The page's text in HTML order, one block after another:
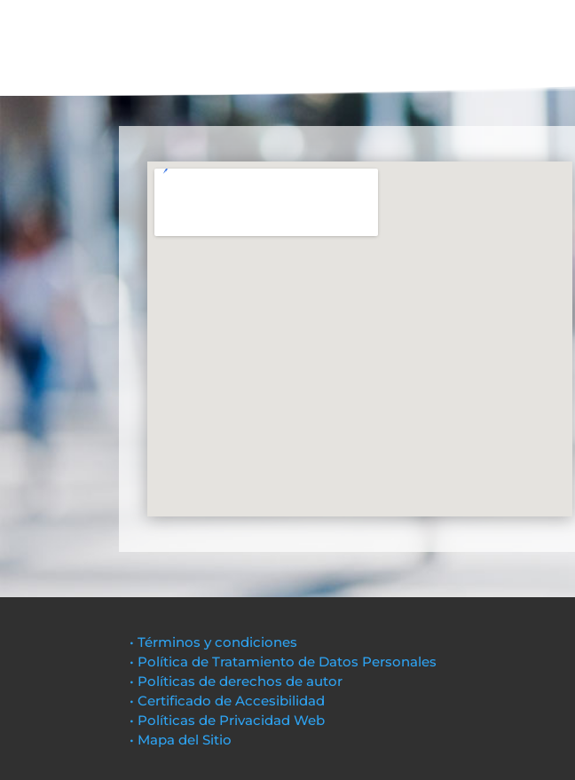
• Términos y condiciones
• Política de Tratamiento de Datos Personales
• Políticas de derechos de autor
• Certificado de Accesibilidad
• Políticas de Privacidad Web
• Mapa del Sitio